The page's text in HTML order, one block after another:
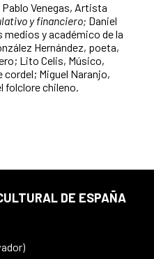
Venegas, Artista
y financiero; Daniel
y académico de la
Hernández, poeta,
Lito Celis, Músico,
Miguel Naranjo,
folclore chileno.
DE ESPAÑA